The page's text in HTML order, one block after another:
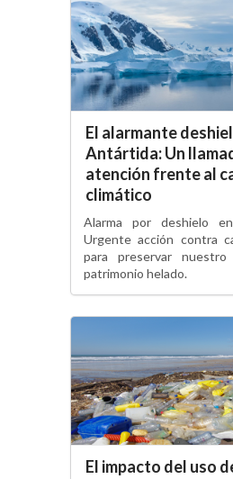
El alarmante
Antártida: Un
atención frente al
climático
Alarma por deshielo
Urgente acción contra
para preservar
patrimonio helado.
El impacto del uso